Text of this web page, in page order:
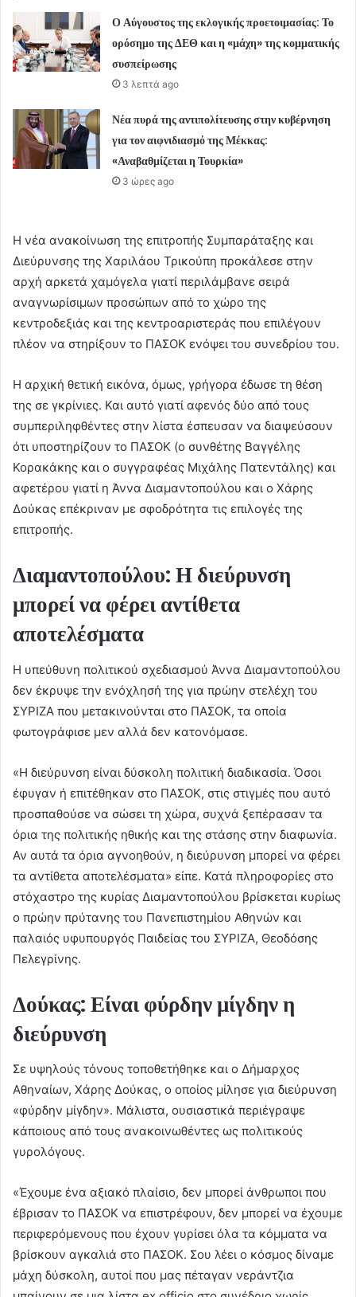
Ο Αύγουστος της εκλογικής προετοιμασίας: Το
ορόσημο της ΔΕΘ και η «μάχη» της κομματικής
συσπείρωσης
3 λεπτά ago
Νέα πυρά της αντιπολίτευσης στην κυβέρνηση
για τον αιφνιδιασμό της Μέκκας:
«Αναβαθμίζεται η Τουρκία»
3 ώρες ago
Η νέα ανακοίνωση της επιτροπής Συμπαράταξης και
Διεύρυνσης της Χαριλάου Τρικούπη προκάλεσε στην
αρχή αρκετά χαμόγελα γιατί περιλάμβανε σειρά
αναγνωρίσιμων προσώπων από το χώρο της
κεντροδεξιάς και της κεντροαριστεράς που επιλέγουν
πλέον να στηρίξουν το ΠΑΣΟΚ ενόψει του συνεδρίου του.
Η αρχική θετική εικόνα, όμως, γρήγορα έδωσε τη θέση
της σε γκρίνιες. Και αυτό γιατί αφενός δύο από τους
συμπεριληφθέντες στην λίστα έσπευσαν να διαψεύσουν
ότι υποστηρίζουν το ΠΑΣΟΚ (ο συνθέτης Βαγγέλης
Κορακάκης και ο συγγραφέας Μιχάλης Πατεντάλης) και
αφετέρου γιατί η Άννα Διαμαντοπούλου και ο Χάρης
Δούκας επέκριναν με σφοδρότητα τις επιλογές της
επιτροπής.
Διαμαντοπούλου: Η διεύρυνση
μπορεί να φέρει αντίθετα
αποτελέσματα
Η υπεύθυνη πολιτικού σχεδιασμού Άννα Διαμαντοπούλου
δεν έκρυψε την ενόχλησή της για πρώην στελέχη του
ΣΥΡΙΖΑ που μετακινούνται στο ΠΑΣΟΚ, τα οποία
φωτογράφισε μεν αλλά δεν κατονόμασε.
«Η διεύρυνση είναι δύσκολη πολιτική διαδικασία. Όσοι
έφυγαν ή επιτέθηκαν στο ΠΑΣΟΚ, στις στιγμές που αυτό
προσπαθούσε να σώσει τη χώρα, συχνά ξεπέρασαν τα
όρια της πολιτικής ηθικής και της στάσης στην διαφωνία.
Αν αυτά τα όρια αγνοηθούν, η διεύρυνση μπορεί να φέρει
τα αντίθετα αποτελέσματα» είπε. Κατά πληροφορίες στο
στόχαστρο της κυρίας Διαμαντοπούλου βρίσκεται κυρίως
ο πρώην πρύτανης του Πανεπιστημίου Αθηνών και
παλαιός υφυπουργός Παιδείας του ΣΥΡΙΖΑ, Θεοδόσης
Πελεγρίνης.
Δούκας: Είναι φύρδην μίγδην η
διεύρυνση
Σε υψηλούς τόνους τοποθετήθηκε και ο Δήμαρχος
Αθηναίων, Χάρης Δούκας, ο οποίος μίλησε για διεύρυνση
«φύρδην μίγδην». Μάλιστα, ουσιαστικά περιέγραψε
κάποιους από τους ανακοινωθέντες ως πολιτικούς
γυρολόγους.
«Έχουμε ένα αξιακό πλαίσιο, δεν μπορεί άνθρωποι που
έβρισαν το ΠΑΣΟΚ να επιστρέφουν, δεν μπορεί να έχουμε
περιφερόμενους που έχουν γυρίσει όλα τα κόμματα να
βρίσκουν αγκαλιά στο ΠΑΣΟΚ. Σου λέει ο κόσμος δίναμε
μάχη δύσκολη, αυτοί που μας πέταγαν νεράντζια